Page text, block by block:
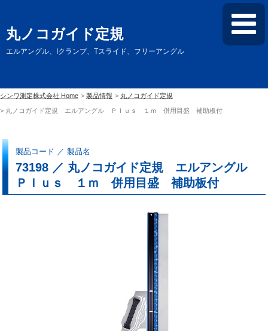
丸ノコガイド定規
エルアングル、Iクランプ、Tスライド、フリーアングル
シンワ測定株式会社 Home 製品情報 丸ノコガイド定規
丸ノコガイド定規 エルアングル Ｐｌｕｓ １ｍ 併用目盛 補助板付
製品コード ／ 製品名
73198 ／ 丸ノコガイド定規 エルアングル
Ｐｌｕｓ １ｍ 併用目盛 補助板付